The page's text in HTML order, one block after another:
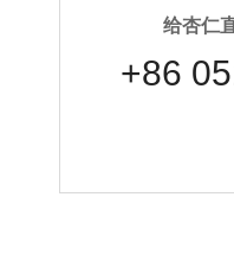
给杏仁
+86